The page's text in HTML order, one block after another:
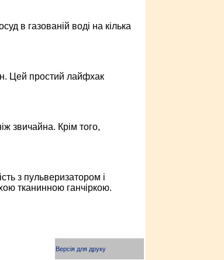
в газованій воді на кілька
Цей простий лайфхак
звичайна. Крім того,
з пульверизатором і
тканинною ганчіркою.
Версія для друку